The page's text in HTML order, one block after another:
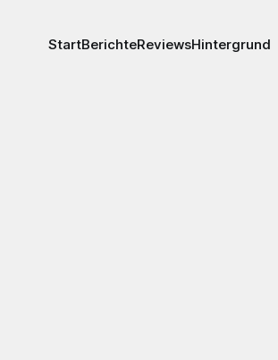
StartBerichteReviewsHintergrund